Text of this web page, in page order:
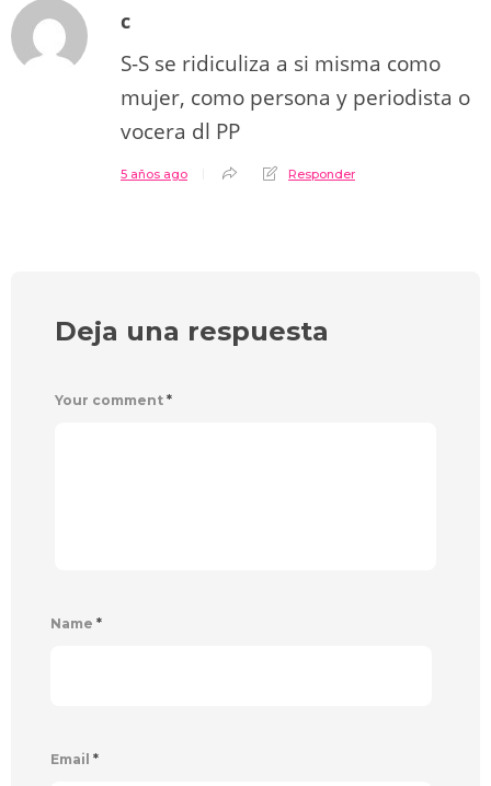
c
S-S se ridiculiza a si misma como
mujer, como persona y periodista o
vocera dl PP
5 años ago Responder
Deja una respuesta
Your comment *
Name *
Email *